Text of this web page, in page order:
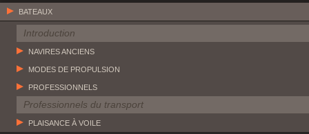
BATEAUX
Introduction
NAVIRES ANCIENS
MODES DE PROPULSION
PROFESSIONNELS
Professionnels du transport
PLAISANCE À VOILE